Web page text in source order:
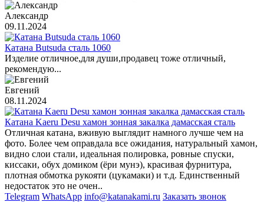
Александр
09.11.2024
Катана Butsuda сталь 1060
Изделие отличное,для души,продавец тоже отличный,
рекомендую...
Евгений
08.11.2024
Катана Kaeru Desu хамон зонная закалка дамасская сталь
Отличная катана, вживую выглядит намного лучше чем на
фото. Более чем оправдала все ожидания, натуральный хамон,
видно слои стали, идеальная полировка, ровные спуски,
киссаки, обух домиком (ёри мунэ), красивая фурнитура,
плотная обмотка рукояти (цукамаки) и т.д. Единственный
недостаток это не очен..
Telegram WhatsApp info@katanakami.ru Заказать звонок